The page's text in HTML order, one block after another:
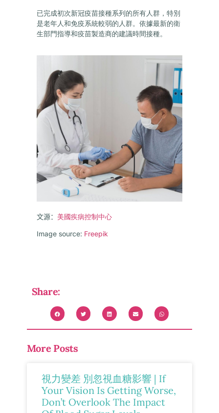
已完成初次新冠疫苗接種系列的所有人群，特別
是老年人和免疫系統較弱的人群。依據最新的衛
生部門指導和疫苗製造商的建議時間接種。
文源： 美國疾病控制中心
Image source: Freepik
Share:
More Posts
視力變差 別忽視血糖影響 | If
Your Vision Is Getting Worse,
Don’t Overlook The Impact